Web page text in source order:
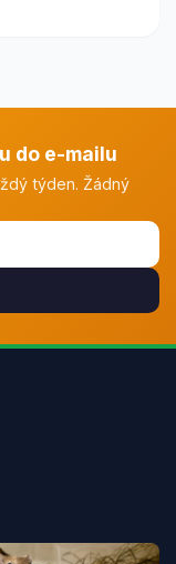
do e-mailu
týden. Žádný